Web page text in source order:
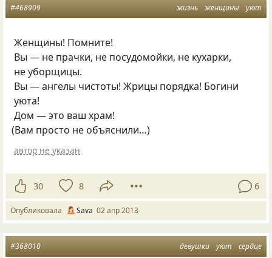
жизнь женщины уют
#468909
Женщины! Помните!
Вы — не прачки, не посудомойки, не кухарки,
не уборщицы.
Вы — ангелы чистоты! Жрицы порядка! Богини
уюта!
Дом — это ваш храм!
(Вам просто не объяснили…)
автор не указан
30 8 6
Опубликовала Sаva 02 апр 2013
девушки уют сердце
#368010